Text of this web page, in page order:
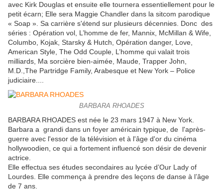
avec Kirk Douglas et ensuite elle tournera essentiellement pour le
petit écarn; Elle sera Maggie Chandler dans la sitcom parodique
« Soap ». Sa carrière s'étend sur plusieurs décennies. Donc des
séries : Opération vol, L’homme de fer, Mannix, McMillan & Wife,
Columbo, Kojak, Starsky & Hutch, Opération danger, Love,
American Style, The Odd Couple, L’homme qui valait trois
milliards, Ma sorcière bien-aimée, Maude, Trapper John,
M.D.,The Partridge Family, Arabesque et New York – Police
judiciaire....
BARBARA RHOADES
BARBARA RHOADES est née le 23 mars 1947 à New York.
Barbara a grandi dans un foyer américain typique, de l'après-
guerre avec l'essor de la télévision et à l'âge d'or du cinéma
hollywoodien, ce qui a fortement influencé son désir de devenir
actrice.
Elle effectua ses études secondaires au lycée d’Our Lady of
Lourdes. Elle commença à prendre des leçons de danse à l’âge
de 7 ans.